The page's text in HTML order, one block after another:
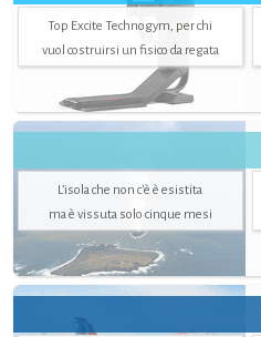
Top Excite Technogym, per chi
vuol costruirsi un fisico da regata
L’isola che non c'è è esistita
ma è vissuta solo cinque mesi